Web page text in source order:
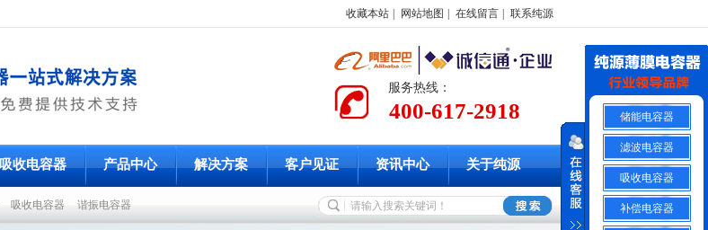
收藏本站 网站地图 在线留言 联系纯源
服务热线：
400-617-2918
吸收电容器 产品中心 解决方案 客户见证 资讯中心 关于纯源
吸收电容器 谐振电容器
储能电容器
滤波电容器
吸收电容器
补偿电容器